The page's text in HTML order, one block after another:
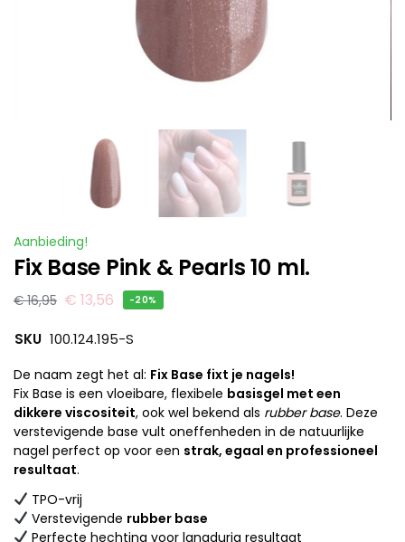
Aanbieding!
Fix Base Pink & Pearls 10 ml.
€16,95 € 13,56 -20%
SKU 100.124.195-S
De naam zegt het al: Fix Base fixt je nagels!
Fix Base is een vloeibare, flexibele basisgel met een
dikkere viscositeit, ook wel bekend als rubber base. Deze
verstevigende base vult oneffenheden in de natuurlijke
nagel perfect op voor een strak, egaal en professioneel
resultaat.
TPO-vrij
Verstevigende rubber base
Perfecte hechting voor langdurig resultaat